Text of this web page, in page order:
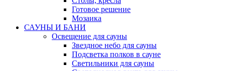
Готовое решение
Мозаика
САУНЫ И БАНИ
Освещение для сауны
Звездное небо для сауны
Подсветка полков в сауне
Светильники для сауны